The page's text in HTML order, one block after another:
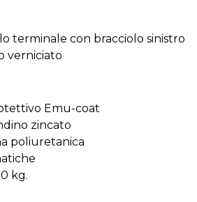
terminale con bracciolo sinistro
verniciato
Emu-coat
zincato
poliuretanica
kg.